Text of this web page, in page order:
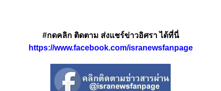
#กดคลิก ติดตาม ส่งแชร์ข่าวอิศรา ได้ที่นี่
https://www.facebook.com/isranewsfanpage